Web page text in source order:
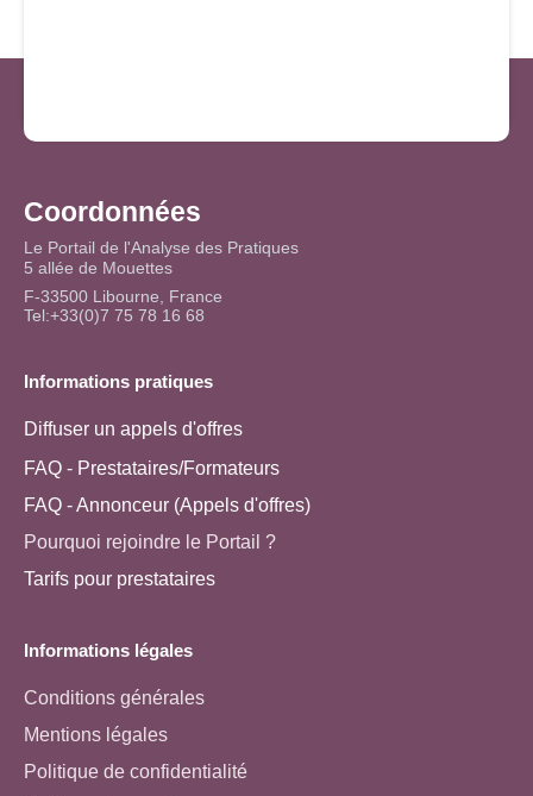
Coordonnées
Le Portail de l'Analyse des Pratiques
5 allée de Mouettes
F-33500 Libourne, France
Tel:+33(0)7 75 78 16 68
Informations pratiques
Diffuser un appels d'offres
FAQ - Prestataires/Formateurs
FAQ - Annonceur (Appels d'offres)
Pourquoi rejoindre le Portail ?
Tarifs pour prestataires
Informations légales
Conditions générales
Mentions légales
Politique de confidentialité